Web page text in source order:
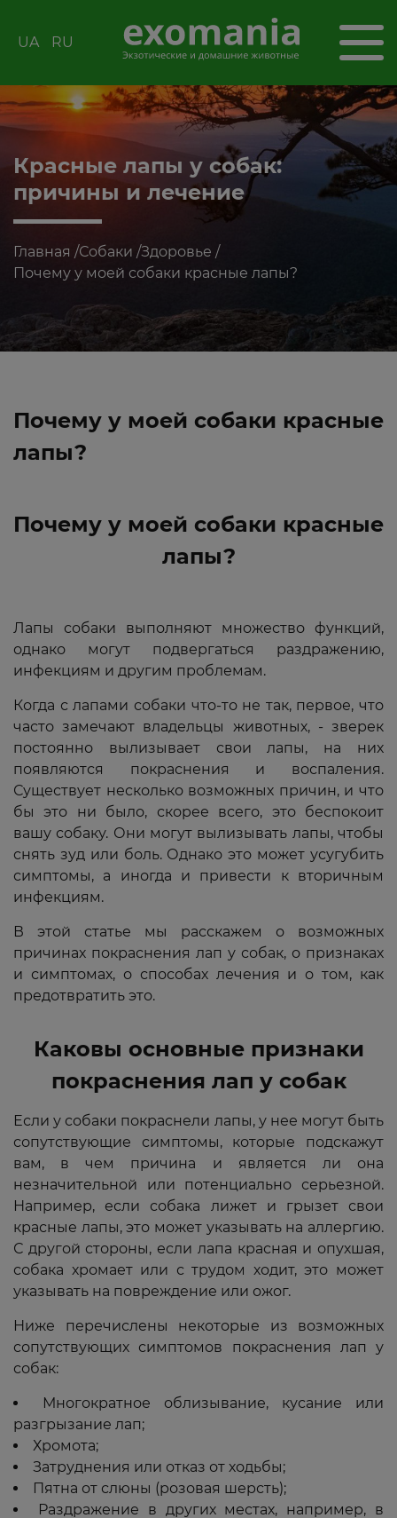
UA RU
Красные лапы у собак:
причины и лечение
Главная /Собаки /Здоровье /
Почему у моей собаки красные лапы?
Почему у моей собаки красные
лапы?
Почему у моей собаки красные
лапы?
Лапы собаки выполняют множество функций,
однако могут подвергаться раздражению,
инфекциям и другим проблемам.
Когда с лапами собаки что-то не так, первое, что
часто замечают владельцы животных, - зверек
постоянно вылизывает свои лапы, на них
появляются покраснения и воспаления.
Существует несколько возможных причин, и что
бы это ни было, скорее всего, это беспокоит
вашу собаку. Они могут вылизывать лапы, чтобы
снять зуд или боль. Однако это может усугубить
симптомы, а иногда и привести к вторичным
инфекциям.
В этой статье мы расскажем о возможных
причинах покраснения лап у собак, о признаках
и симптомах, о способах лечения и о том, как
предотвратить это.
Каковы основные признаки
покраснения лап у собак
Если у собаки покраснели лапы, у нее могут быть
сопутствующие симптомы, которые подскажут
вам, в чем причина и является ли она
незначительной или потенциально серьезной.
Например, если собака лижет и грызет свои
красные лапы, это может указывать на аллергию.
С другой стороны, если лапа красная и опухшая,
собака хромает или с трудом ходит, это может
указывать на повреждение или ожог.
Ниже перечислены некоторые из возможных
сопутствующих симптомов покраснения лап у
собак:
Многократное облизывание, кусание или
разгрызание лап;
Хромота;
Затруднения или отказ от ходьбы;
Пятна от слюны (розовая шерсть);
Раздражение в других местах, например, в